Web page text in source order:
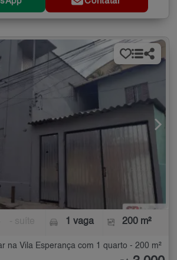
1 vaga 200 m²
na Vila Esperança com 1 quarto - 200 m²